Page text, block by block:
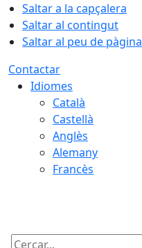
Saltar a la capçalera
Saltar al contingut
Saltar al peu de pàgina
Contactar
Idiomes
Català
Castellà
Anglès
Alemany
Francès